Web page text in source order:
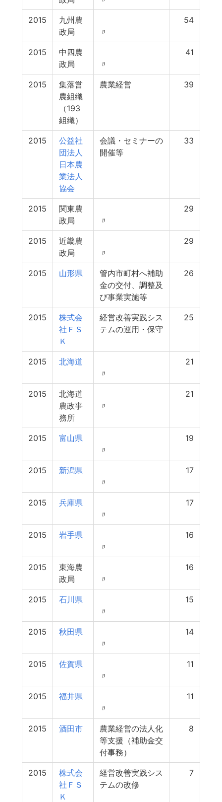
2015
九州農
政局
〃
54
2015
中四農
政局
〃
41
2015
集落営
農組織
（193
組織）
農業経営 39
2015
公益社
団法人
日本農
業法人
協会
会議・セミナーの
開催等
33
2015
関東農
政局
〃
29
2015
近畿農
政局
〃
29
2015 山形県
管内市町村へ補助
金の交付、調整及
び事業実施等
26
2015
株式会
社ＦＳ
Ｋ
経営改善実践シス
テムの運用・保守
25
2015
北海道
〃
21
2015
北海道
農政事
務所
〃
21
2015
富山県
〃
19
2015
新潟県
〃
17
2015
兵庫県
〃
17
2015
岩手県
〃
16
2015
東海農
政局
〃
16
2015
石川県
〃
15
2015
秋田県
〃
14
2015
佐賀県
〃
11
2015
福井県
〃
11
2015 酒田市
農業経営の法人化
等支援（補助金交
付事務）
8
2015
株式会
社ＦＳ
Ｋ
経営改善実践シス
テムの改修
7